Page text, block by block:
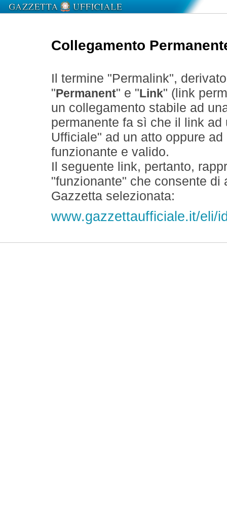
Collegamento
Il termine "Permalink",
" Permanent" e " Link" (link
un collegamento stabile ad
permanente fa sì che il link
Ufficiale" ad un atto oppure
funzionante e valido.
Il seguente link, pertanto,
"funzionante" che consente
Gazzetta selezionata:
www.gazzettaufficiale.it/eli/